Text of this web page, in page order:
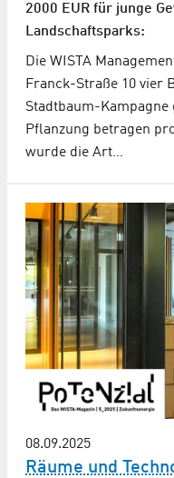
2000 EUR für junge
Landschaftsparks:
Die WISTA
Franck-Straße 10 vier
Stadtbaum-Kampagne
Pflanzung betragen
wurde die Art…
08.09.2025
Räume und